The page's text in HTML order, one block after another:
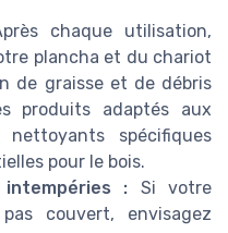
chaque utilisation,
plancha et du chariot
de graisse et de débris
produits adaptés aux
spécifiques
pour le bois.
: Si votre
couvert, envisagez